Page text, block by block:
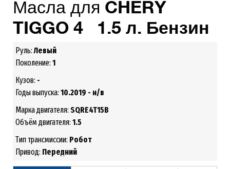
Масла для CHERY
TIGGO 4 1.5 л. Бензин
Руль:Левый
Поколение: 1
Кузов: -
Годы выпуска: 10.2019 - н/в
Марка двигателя: SQRE4T15B
Объём двигателя: 1.5
Тип трансмиссии: Робот
Привод: Передний